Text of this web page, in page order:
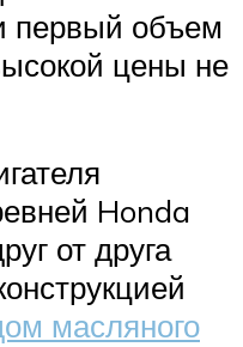
первый объем
цены не
Honda
от друга
масляного